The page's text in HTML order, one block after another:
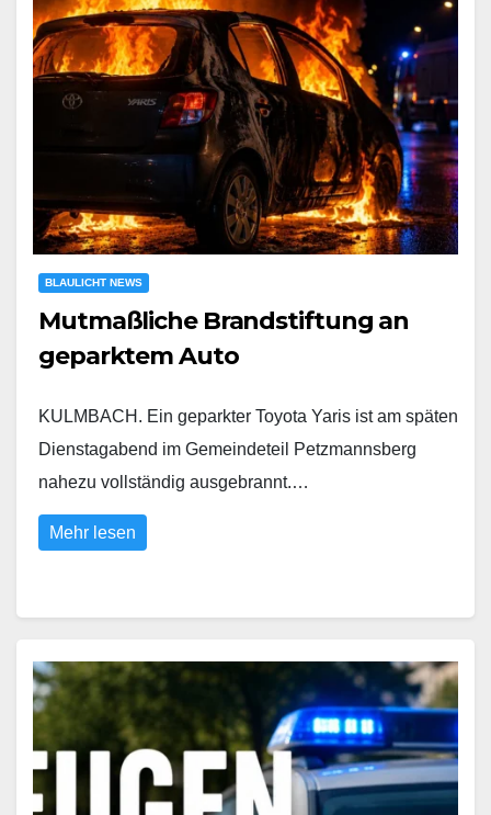
BLAULICHT NEWS
Mutmaßliche Brandstiftung an
geparktem Auto
KULMBACH. Ein geparkter Toyota Yaris ist am späten
Dienstagabend im Gemeindeteil Petzmannsberg
nahezu vollständig ausgebrannt.…
Mehr lesen